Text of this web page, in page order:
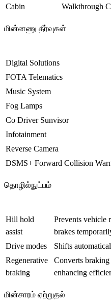
Cabin Walkthrough
மின்னணு தீர்வுகள்
Digital Solutions
FOTA Telematics
Music System
Fog Lamps
Co Driver Sunvisor
Infotainment
Reverse Camera
DSMS+ Forward Collision
தொழில்நுட்பம்
Hill hold
assist
Prevents vehicle
brakes
Drive modes
Shifts
Regenerative
braking
Converts
enhancing
மின்சாரம் ஏற்றுதல்